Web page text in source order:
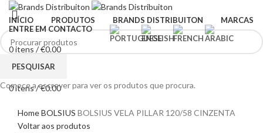
INÍCIO PRODUTOS BRANDS DISTRIBUITON
MARCAS
ENTRE EM CONTACTO
0itens /€0.00
Menu
0itens/€0.00
HomeBOLSIUS BOLSIUS VELA PILLAR 120/58 CINZENTA
Voltar aos produtos
PESQUISAR
Comece a escrever para ver os produtos que procura.